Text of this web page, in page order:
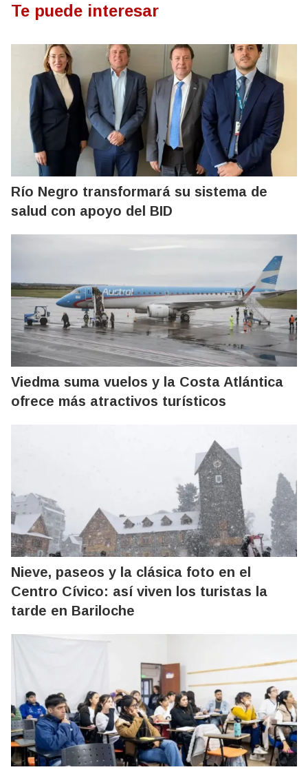
Te puede interesar
Río Negro transformará su sistema de
salud con apoyo del BID
Viedma suma vuelos y la Costa Atlántica
ofrece más atractivos turísticos
Nieve, paseos y la clásica foto en el
Centro Cívico: así viven los turistas la
tarde en Bariloche